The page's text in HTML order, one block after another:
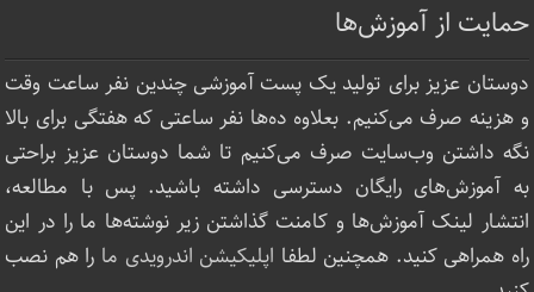
حمایت از آموزش‌ها
دوستان عزیز برای تولید یک پست آموزشی چندین نفر ساعت‌ وقت
و هزینه صرف می‌کنیم. بعلاوه ده‌ها نفر ساعتی که هفتگی برای بالا
نگه داشتن وب‌سایت صرف ‌می‌کنیم تا شما دوستان عزیز براحتی
به آموزش‌های رایگان دسترسی داشته باشید. پس با مطالعه،
انتشار لینک‌ آموزش‌ها و کامنت گذاشتن زیر نوشته‌‌ها ما را در این
راه همراهی کنید. همچنین لطفا اپلیکیشن اندرویدی ما را هم نصب